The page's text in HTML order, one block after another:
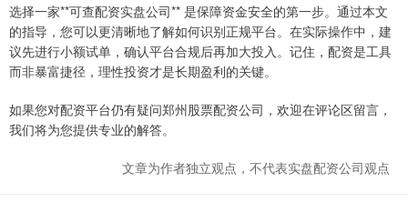
选择一家**可查配资实盘公司** 是保障资金安全的第一步。通过本文
的指导，您可以更清晰地了解如何识别正规平台。在实际操作中，建
议先进行小额试单，确认平台合规后再加大投入。记住，配资是工具
而非暴富捷径，理性投资才是长期盈利的关键。
如果您对配资平台仍有疑问郑州股票配资公司，欢迎在评论区留言，
我们将为您提供专业的解答。
文章为作者独立观点，不代表实盘配资公司观点